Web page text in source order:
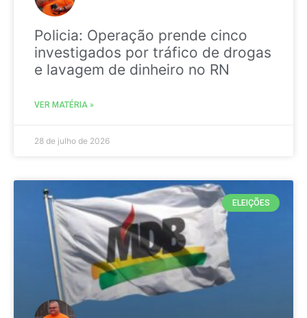
Policia: Operação prende cinco
investigados por tráfico de drogas
e lavagem de dinheiro no RN
VER MATÉRIA »
28 de julho de 2026
ELEIÇÕES